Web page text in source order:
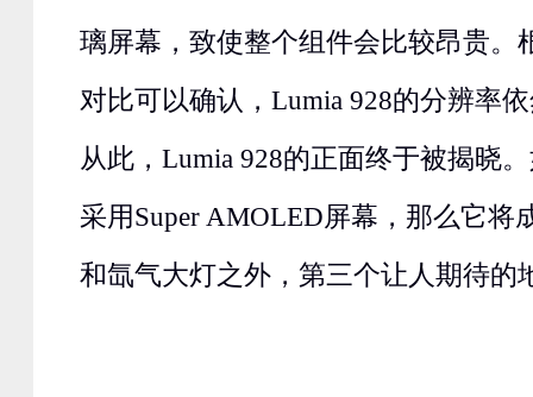
璃屏幕，致使整个组件会比较昂贵。
对比可以确认，Lumia 928的分辨率
从此，Lumia 928的正面终于被揭晓
采用Super AMOLED屏幕，那么它将
和氙气大灯之外，第三个让人期待的